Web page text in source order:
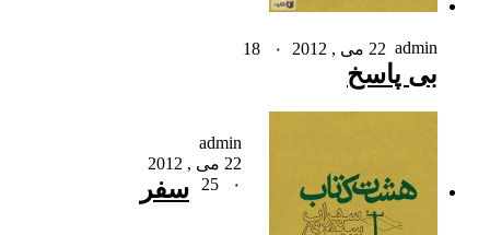
admin 22 می , 2012 ۰
بی پاسخ
admin
22 می , 2012
۰
سفر